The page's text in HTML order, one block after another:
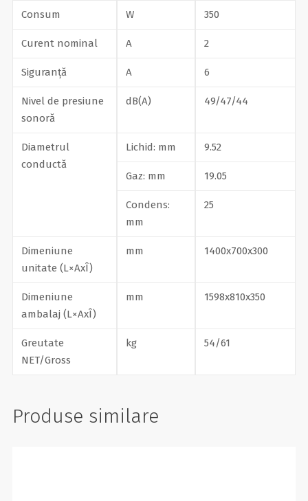
Consum W 350
Curent nominal А 2
Siguranță А 6
Nivel de presiune
sonoră
dB(A) 49/47/44
Diametrul
conductă
Lichid: mm 9.52
Gaz: mm 19.05
Condens:
mm
25
Dimeniune
unitate (L×AxÎ)
mm 1400x700x300
Dimeniune
ambalaj (L×AxÎ)
mm 1598x810x350
Greutate
NET/Gross
kg 54/61
Produse similare